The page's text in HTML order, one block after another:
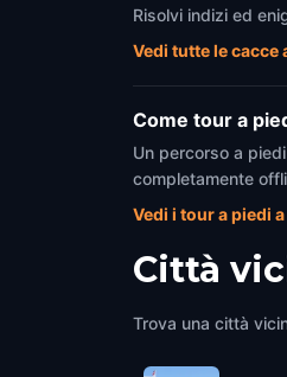
Risolvi indizi ed
Vedi tutte le cacce
Come tour a
Un percorso a
completamente
Vedi i tour a piedi
Città
Trova una città